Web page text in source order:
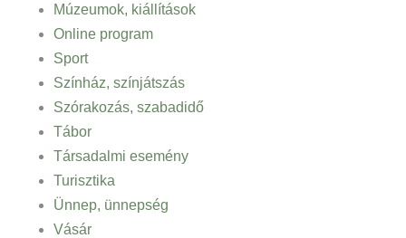
Múzeumok, kiállítások
Online program
Sport
Színház, színjátszás
Szórakozás, szabadidő
Tábor
Társadalmi esemény
Turisztika
Ünnep, ünnepség
Vásár